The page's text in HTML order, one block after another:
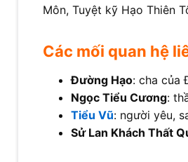
Môn, Tuyệt kỹ Hạo Thiên
Các mối quan hệ
Đường Hạo: cha của
Ngọc Tiểu Cương:
Tiểu Vũ: người yêu,
Sử Lan Khách Thất